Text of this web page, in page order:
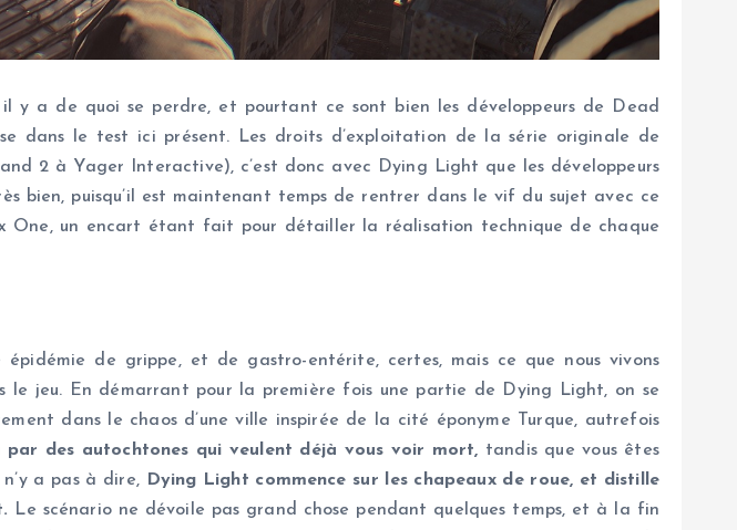
a de quoi se perdre, et pourtant ce sont bien les développeurs de Dead
dans le test ici présent. Les droits d’exploitation de la série originale de
2 à Yager Interactive), c’est donc avec Dying Light que les développeurs
bien, puisqu’il est maintenant temps de rentrer dans le vif du sujet avec ce
One, un encart étant fait pour détailler la réalisation technique de chaque
de grippe, et de gastro-entérite, certes, mais ce que nous vivons
jeu. En démarrant pour la première fois une partie de Dying Light, on se
dans le chaos d’une ville inspirée de la cité éponyme Turque, autrefois
des autochtones qui veulent déjà vous voir mort, tandis que vous êtes
a pas à dire, Dying Light commence sur les chapeaux de roue, et distille
Le scénario ne dévoile pas grand chose pendant quelques temps, et à la fin